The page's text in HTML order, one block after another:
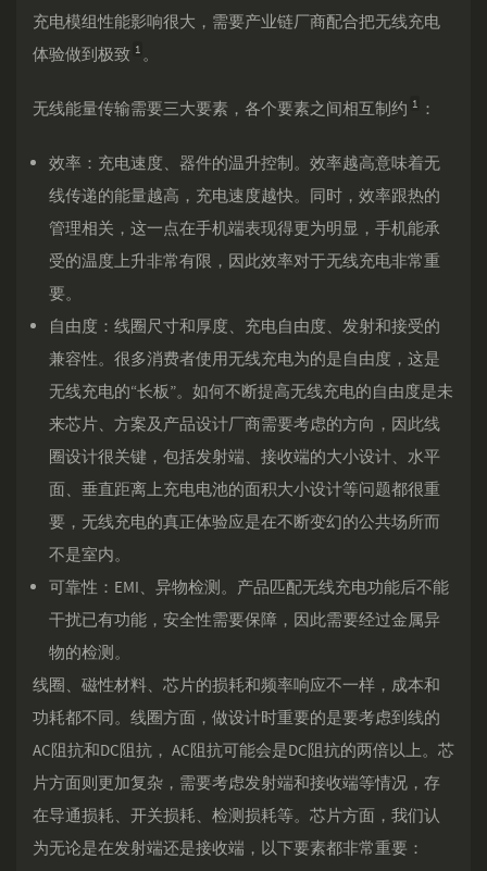
充电模组性能影响很大，需要产业链厂商配合把无线充电
体验做到极致 1 。
无线能量传输需要三大要素，各个要素之间相互制约 1 ：
效率：充电速度、器件的温升控制。效率越高意味着无
线传递的能量越高，充电速度越快。同时，效率跟热的
管理相关，这一点在手机端表现得更为明显，手机能承
受的温度上升非常有限，因此效率对于无线充电非常重
要。
自由度：线圈尺寸和厚度、充电自由度、发射和接受的
兼容性。很多消费者使用无线充电为的是自由度，这是
无线充电的“长板”。如何不断提高无线充电的自由度是未
来芯片、方案及产品设计厂商需要考虑的方向，因此线
圈设计很关键，包括发射端、接收端的大小设计、水平
面、垂直距离上充电电池的面积大小设计等问题都很重
要，无线充电的真正体验应是在不断变幻的公共场所而
不是室内。
可靠性：EMI、异物检测。产品匹配无线充电功能后不能
干扰已有功能，安全性需要保障，因此需要经过金属异
物的检测。
线圈、磁性材料、芯片的损耗和频率响应不一样，成本和
功耗都不同。线圈方面，做设计时重要的是要考虑到线的
AC阻抗和DC阻抗， AC阻抗可能会是DC阻抗的两倍以上。芯
片方面则更加复杂，需要考虑发射端和接收端等情况，存
在导通损耗、开关损耗、检测损耗等。芯片方面，我们认
为无论是在发射端还是接收端，以下要素都非常重要：